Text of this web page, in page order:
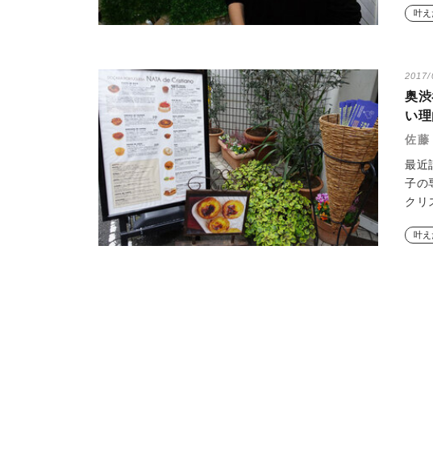
叶
2017/
奥
い
佐藤
最近
子の
クリ
叶